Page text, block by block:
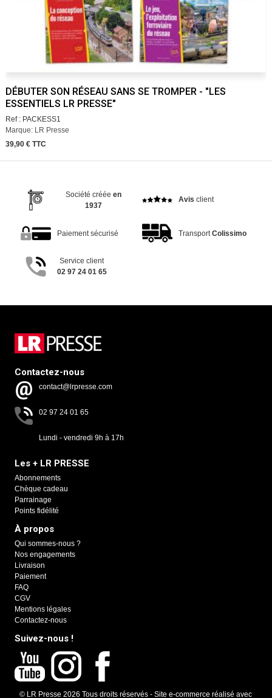
DÉBUTER SON RÉSEAU SANS SE TROMPER - "LES
ESSENTIELS LR PRESSE"
Ref : PACKESS1
Marque: LR Presse
39,90 € TTC
Société créée en
1937
Avis client
Paiement sécurisé Transport Colissimo
Service client
02 97 24 01 65
Contactez-nous
contact@lrpresse.com
02 97 24 01 65
Lundi - vendredi 9h à 17h
Les + LR PRESSE
Abonnements
Chèque cadeau
Parrainage
Points fidélité
À propos
Qui sommes-nous ?
Nos engagements
Livraison
Paiement
FAQ
CGV
Mentions légales
Contactez-nous
Suivez-nous !
© LR Presse 2026 Tous droits réservés -Site e-commerce réalisé avec